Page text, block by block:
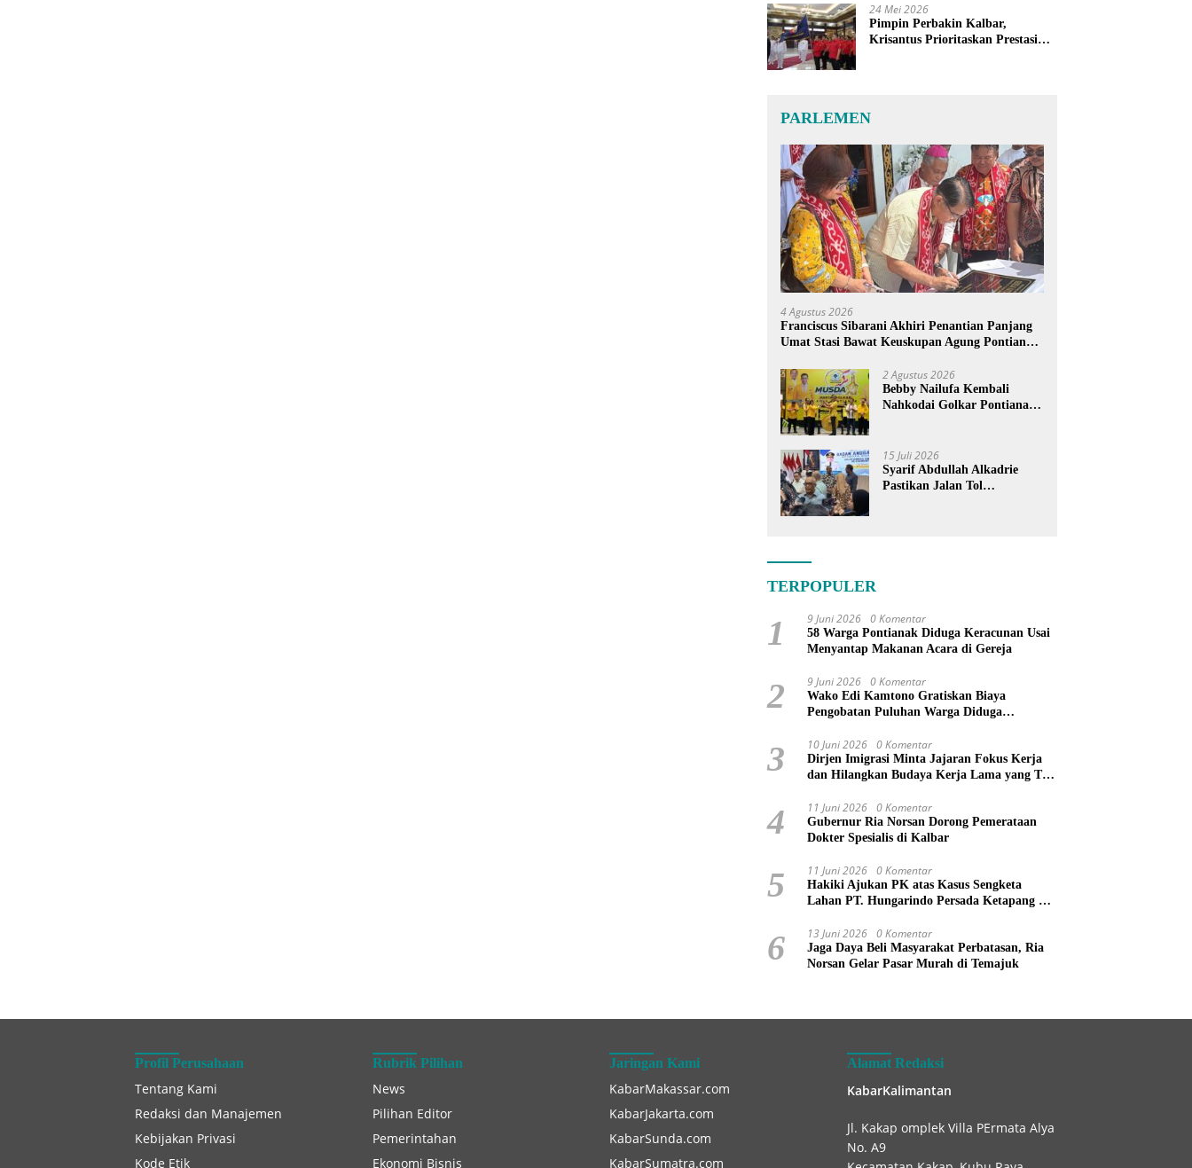
24 Mei 2026
Pimpin Perbakin Kalbar,
Krisantus Prioritaskan Prestasi
PARLEMEN
4 Agustus 2026
Franciscus Sibarani Akhiri Penantian Panjang
Umat Stasi Bawat Keuskupan Agung Pontianak,
2 Agustus 2026
Bebby Nailufa Kembali
Nahkodai Golkar Pontianak,
15 Juli 2026
Syarif Abdullah Alkadrie
Pastikan Jalan Tol
TERPOPULER
1 9 Juni 2026 0 Komentar
58 Warga Pontianak Diduga Keracunan Usai
Menyantap Makanan Acara di Gereja
2 9 Juni 2026 0 Komentar
Wako Edi Kamtono Gratiskan Biaya
Pengobatan Puluhan Warga Diduga
3 10 Juni 2026 0 Komentar
Dirjen Imigrasi Minta Jajaran Fokus Kerja
dan Hilangkan Budaya Kerja Lama yang Tak
4 11 Juni 2026 0 Komentar
Gubernur Ria Norsan Dorong Pemerataan
Dokter Spesialis di Kalbar
5 11 Juni 2026 0 Komentar
Hakiki Ajukan PK atas Kasus Sengketa
Lahan PT. Hungarindo Persada Ketapang ke
6 13 Juni 2026 0 Komentar
Jaga Daya Beli Masyarakat Perbatasan, Ria
Norsan Gelar Pasar Murah di Temajuk
Profil Perusahaan
Tentang Kami
Redaksi dan Manajemen
Kebijakan Privasi
Kode Etik
Rubrik Pilihan
News
Pilihan Editor
Pemerintahan
Ekonomi Bisnis
Jaringan Kami
KabarMakassar.com
KabarJakarta.com
KabarSunda.com
KabarSumatra.com
Alamat Redaksi
KabarKalimantan
Jl. Kakap omplek Villa PErmata Alya
No. A9